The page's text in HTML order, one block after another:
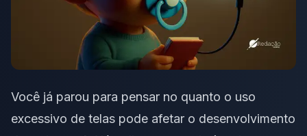
Você já parou para pensar no quanto o uso
excessivo de telas pode afetar o desenvolvimento